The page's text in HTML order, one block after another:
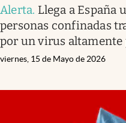
Alerta. Llega a España
personas confinadas
por un virus altamente
viernes, 15 de Mayo de 2026